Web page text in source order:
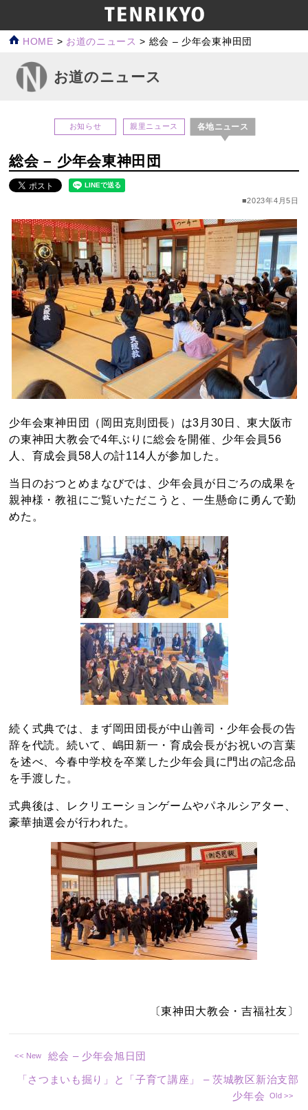
HOME > お道のニュース > 総会 – 少年会東神田団
お道のニュース
お知らせ 親里ニュース 各地ニュース
総会 – 少年会東神田団
■2023年4月5日
少年会東神田団（岡田克則団長）は3月30日、東大阪市
の東神田大教会で4年ぶりに総会を開催、少年会員56
人、育成会員58人の計114人が参加した。
当日のおつとめまなびでは、少年会員が日ごろの成果を
親神様・教祖にご覧いただこうと、一生懸命に勇んで勤
めた。
続く式典では、まず岡田団長が中山善司・少年会長の告
辞を代読。続いて、嶋田新一・育成会長がお祝いの言葉
を述べ、今春中学校を卒業した少年会員に門出の記念品
を手渡した。
式典後は、レクリエーションゲームやパネルシアター、
豪華抽選会が行われた。
〔東神田大教会・吉福社友〕
総会 – 少年会旭日団
「さつまいも掘り」と「子育て講座」 – 茨城教区新治支部
少年会